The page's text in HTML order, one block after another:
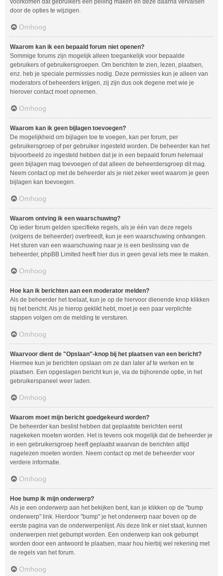
voorkomen dat gebruikers een peiling maken en deze daarna vervalsen
door de opties te wijzigen.
Omhoog
Waarom kan ik een bepaald forum niet openen?
Sommige forums zijn mogelijk alleen toegankelijk voor bepaalde
gebruikers of gebruikersgroepen. Om berichten te zien, lezen, plaatsen,
enz. heb je speciale permissies nodig. Deze permissies kun je alleen van
moderators of beheerders krijgen, zij zijn dus ook degene met wie je
hierover contact moet opnemen.
Omhoog
Waarom kan ik geen bijlagen toevoegen?
De mogelijkheid om bijlagen toe te voegen, kan per forum, per
gebruikersgroep of per gebruiker ingesteld worden. De beheerder kan het
bijvoorbeeld zo ingesteld hebben dat je in een bepaald forum helemaal
geen bijlagen mag toevoegen of dat alleen de beheerdersgroep dit mag.
Neem contact op met de beheerder als je niet zeker weet waarom je geen
bijlagen kan toevoegen.
Omhoog
Waarom ontving ik een waarschuwing?
Op ieder forum gelden specifieke regels, als je één van deze regels
(volgens de beheerder) overtreedt, kun je een waarschuwing ontvangen.
Het sturen van een waarschuwing naar je is een beslissing van de
beheerder, phpBB Limited heeft hier dus in geen geval iets mee te maken.
Omhoog
Hoe kan ik berichten aan een moderator melden?
Als de beheerder het toelaat, kun je op de hiervoor dienende knop klikken
bij het bericht. Als je hierop geklikt hebt, moet je een paar verplichte
stappen volgen om de melding te versturen.
Omhoog
Waarvoor dient de "Opslaan"-knop bij het plaatsen van een bericht?
Hiermee kun je berichten opslaan om ze dan later af te werken en te
plaatsen. Een opgeslagen bericht kun je, via de bijhorende optie, in het
gebruikerspaneel weer laden.
Omhoog
Waarom moet mijn bericht goedgekeurd worden?
De beheerder kan beslist hebben dat geplaatste berichten eerst
nagekeken moeten worden. Het is tevens ook mogelijk dat de beheerder je
in een gebruikersgroep heeft geplaatst waarvan de berichten altijd
nagelezen moeten worden. Neem contact op met de beheerder voor
verdere informatie.
Omhoog
Hoe bump ik mijn onderwerp?
Als je een onderwerp aan het bekijken bent, kan je klikken op de "bump
onderwerp" link. Hierdoor "bump" je het onderwerp naar boven op de
eerste pagina van de onderwerpenlijst. Als deze link er niet staat, kunnen
onderwerpen niet gebumpt worden. Een onderwerp kan ook gebumpt
worden door een antwoord te plaatsen, maar hou hierbij wel rekening met
de regels van het forum.
Omhoog